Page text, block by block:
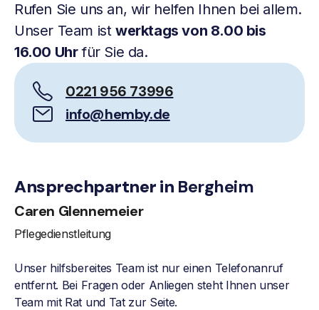
Rufen Sie uns an, wir helfen Ihnen bei allem.
Unser Team ist werktags von 8.00 bis
16.00 Uhrfür Sie da.
0221 956 73996
info@hemby.de
Ansprechpartner in Bergheim
Caren Glennemeier
Pflegedienstleitung
Unser hilfsbereites Team ist nur einen Telefonanruf
entfernt. Bei Fragen oder Anliegen steht Ihnen unser
Team mit Rat und Tat zur Seite.